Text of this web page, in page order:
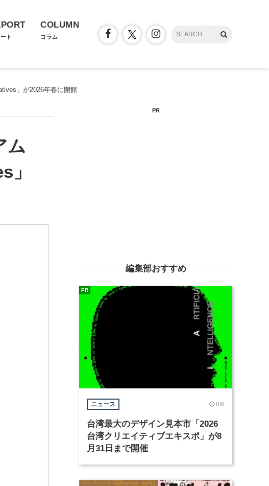
ト
COLUMN
コラム
」が2026年春に開館
ム
PR
編集部おすすめ
ニュース 8/6
台湾最大のデザイン見本市「2026
台湾クリエイティブエキスポ」が8
月31日まで開催
PR